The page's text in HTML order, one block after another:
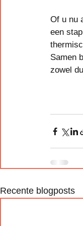
Of u nu
een
Samen
zowel
Recente blogposts